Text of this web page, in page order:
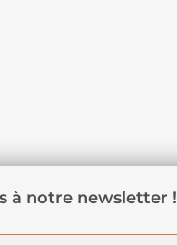
à notre newsletter !